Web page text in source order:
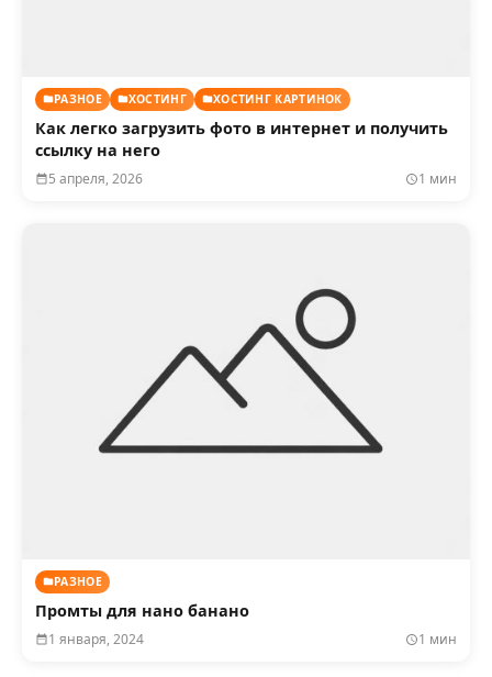
РАЗНОЕ ХОСТИНГ ХОСТИНГ КАРТИНОК
Как легко загрузить фото в интернет и получить
ссылку на него
5 апреля, 2026 1 мин
РАЗНОЕ
Промты для нано банано
1 января, 2024 1 мин